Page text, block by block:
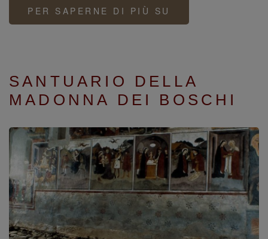
PER SAPERNE DI PIÙ SU
DELLA
SACRA
SANTUARIO DELLA
MADONNA DEI BOSCHI